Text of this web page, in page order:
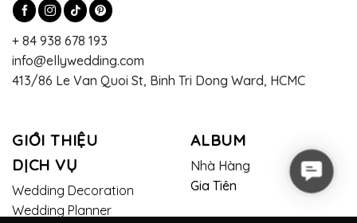
+ 84 938 678 193
info@ellywedding.com
413/86 Le Van Quoi St, Binh Tri Dong Ward, HCMC
GIỚI THIỆU
DỊCH VỤ
Wedding Decoration
Wedding Planner
ALBUM
Nhà Hàng
Gia Tiên